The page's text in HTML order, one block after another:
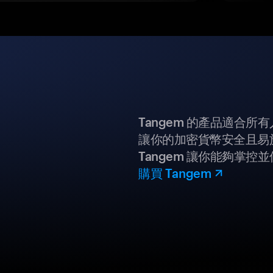
Tangem 的產品適合所
讓你的加密貨幣安全且
Tangem 讓你能夠掌控
購買 Tangem